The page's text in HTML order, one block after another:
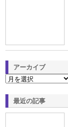
アーカイブ
最近の記事